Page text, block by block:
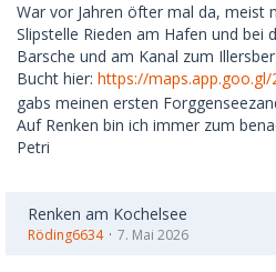
War vor Jahren öfter mal da, meist
Slipstelle Rieden am Hafen und bei
Barsche und am Kanal zum
Bucht hier: https://
gabs meinen ersten
Auf Renken bin ich immer zum
Petri
Renken am Kochelsee
Röding6634 7. Mai 2026